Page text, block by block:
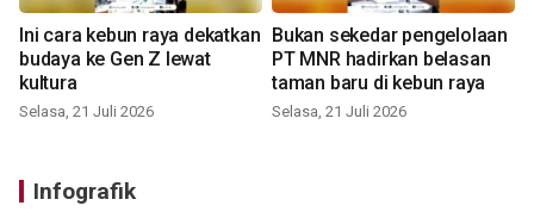
Ini cara kebun raya dekatkan
budaya ke Gen Z lewat
kultura
Selasa, 21 Juli 2026
Bukan sekedar pengelolaan
PT MNR hadirkan belasan
taman baru di kebun raya
Selasa, 21 Juli 2026
Infografik